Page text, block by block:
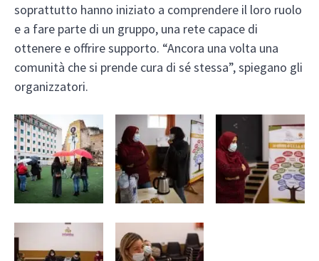
soprattutto hanno iniziato a comprendere il loro ruolo
e a fare parte di un gruppo, una rete capace di
ottenere e offrire supporto. “Ancora una volta una
comunità che si prende cura di sé stessa”, spiegano gli
organizzatori.